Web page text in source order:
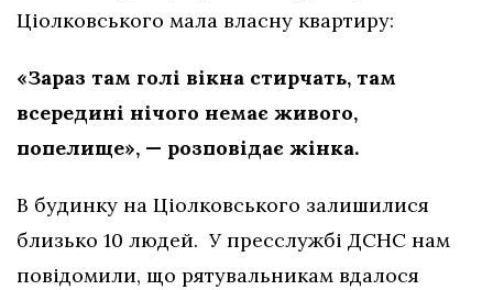
Ціолковського мала власну квартиру:
«Зараз там голі вікна стирчать, там
всередині нічого немає живого,
попелище», — розповідає жінка.
В будинку на Ціолковського залишилися
близько 10 людей. У пресслужбі ДСНС нам
повідомили, що рятувальникам вдалося